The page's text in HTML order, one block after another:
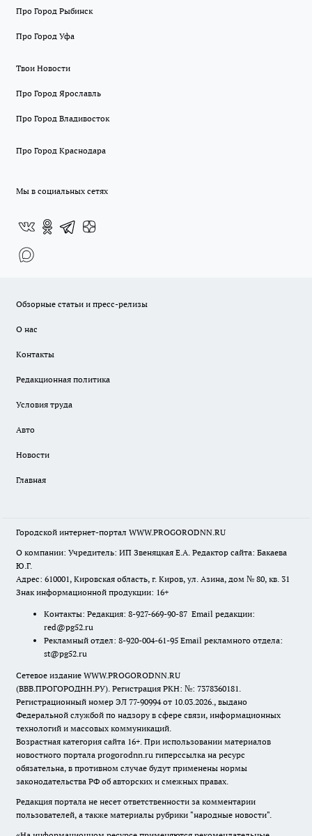
Про Город Рыбинск
Про Город Уфа
Твои Новости
Про Город Ярославль
Про Город Владивосток
Про Город Краснодара
Мы в социальных сетях
Обзорные статьи и пресс-релизы
О нас
Контакты
Редакционная политика
Условия труда
Авто
Новости
Главная
Городской интернет-портал WWW.PROGORODNN.RU
О компании: Учредитель: ИП Звеняцкая Е.А. Редактор сайта: Бакаева
Ю.Г.
Адрес: 610001, Кировская область, г. Киров, ул. Азина, дом № 80, кв. 31
Знак информационной продукции: 16+
Контакты: Редакция: 8-927-669-90-87 Email редакции:
red@pg52.ru
Рекламный отдел: 8-920-004-61-95 Email рекламного отдела:
st@pg52.ru
Сетевое издание WWW.PROGORODNN.RU
(ВВВ.ПРОГОРОДНН.РУ). Регистрация РКН: №: 7378360181.
Регистрационный номер ЭЛ 77-90994 от 10.03.2026., выдано
Федеральной службой по надзору в сфере связи, информационных
технологий и массовых коммуникаций.
Возрастная категория сайта 16+. При использовании материалов
новостного портала progorodnn.ru гиперссылка на ресурс
обязательна, в противном случае будут применены нормы
законодательства РФ об авторских и смежных правах.
Редакция портала не несет ответственности за комментарии
пользователей, а также материалы рубрики "народные новости".